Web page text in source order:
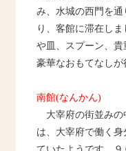
み、水城の西門を
り、客館に滞在し
や皿、スプーン、貴
豪華なおもてなしが
南館(なんかん)
大宰府の街並みの
は、大宰府で働く